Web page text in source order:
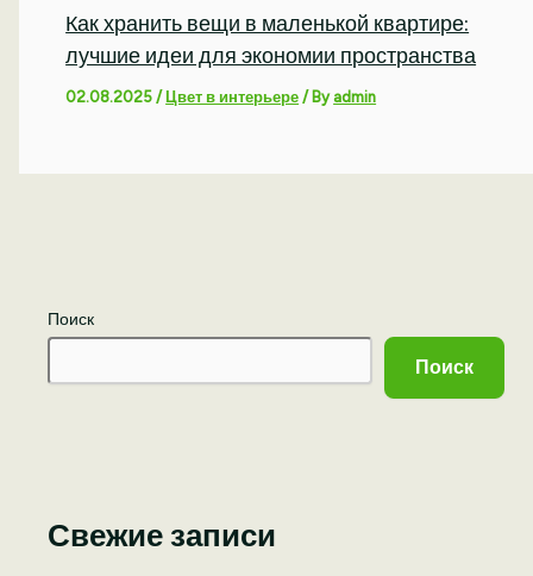
Поиск
Поиск
Свежие записи
Как хранить вещи в маленькой квартире:
лучшие идеи для экономии пространства
02.08.2025/Цвет в интерьере / Byadmin